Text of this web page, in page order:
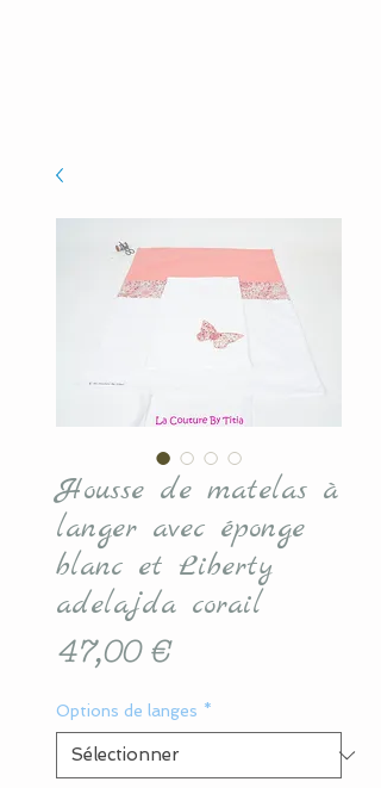
Housse de matelas à
langer avec éponge
blanc et Liberty
adelajda corail
47,00 €Prix
Options de langes *